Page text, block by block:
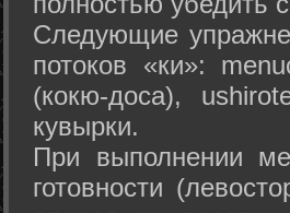
Следующие
потоков «ки»:
(кокю-доса),
кувырки.
При выполнении
готовности